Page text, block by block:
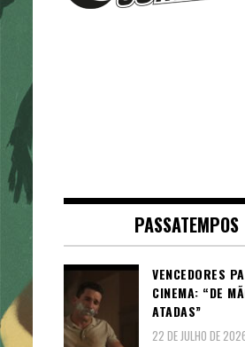
PASSATEMPOS
VENCEDORES
CINEMA: “DE
ATADAS”
22 DE JULHO DE